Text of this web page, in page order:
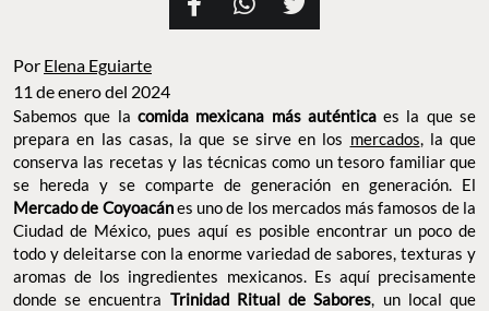
Por Elena Eguiarte
11 de enero del 2024
Sabemos que la comida mexicana más auténticaes la que se
prepara en las casas, la que se sirve en los mercados, la que
conserva las recetas y las técnicas como un tesoro familiar que
se hereda y se comparte de generación en generación. El
Mercado de Coyoacánes uno de los mercados más famosos de la
Ciudad de México, pues aquí es posible encontrar un poco de
todo y deleitarse con la enorme variedad de sabores, texturas y
aromas de los ingredientes mexicanos. Es aquí precisamente
donde se encuentra Trinidad Ritual de Sabores, un local que